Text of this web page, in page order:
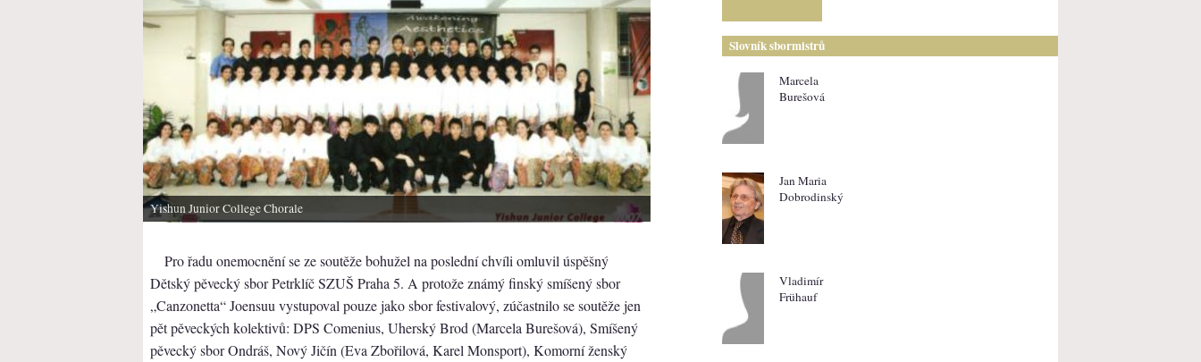
Yishun Junior College Chorale
Pro řadu onemocnění se ze soutěže bohužel na poslední chvíli omluvil úspěšný
Dětský pěvecký sbor Petrklíč SZUŠ Praha 5. A protože známý finský smíšený sbor
„Canzonetta“ Joensuu vystupoval pouze jako sbor festivalový, zúčastnilo se soutěže jen
pět pěveckých kolektivů: DPS Comenius, Uherský Brod (Marcela Burešová), Smíšený
pěvecký sbor Ondráš, Nový Jičín (Eva Zbořilová, Karel Monsport), Komorní ženský
Slovník sbormistrů
Marcela
Burešová
Jan Maria
Dobrodinský
Vladimír
Frühauf